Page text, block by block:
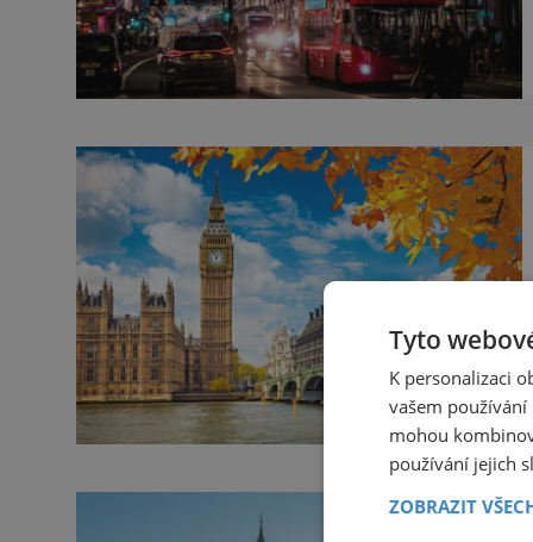
Tyto
K personalizaci
vašem
mohou
používání jejich
ZOBRAZIT